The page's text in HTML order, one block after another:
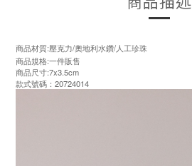
商品材質:壓克力/奧地利水鑽/人工珍珠
商品規格:一件販售
商品尺寸:7x3.5cm
款式號碼：20724014